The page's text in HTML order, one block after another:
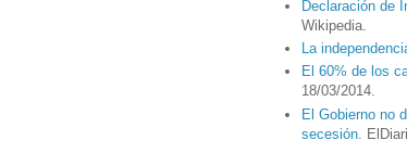
Declaración de
Wikipedia.
La
El 60% de los
18/03/2014.
El Gobierno no
secesión .